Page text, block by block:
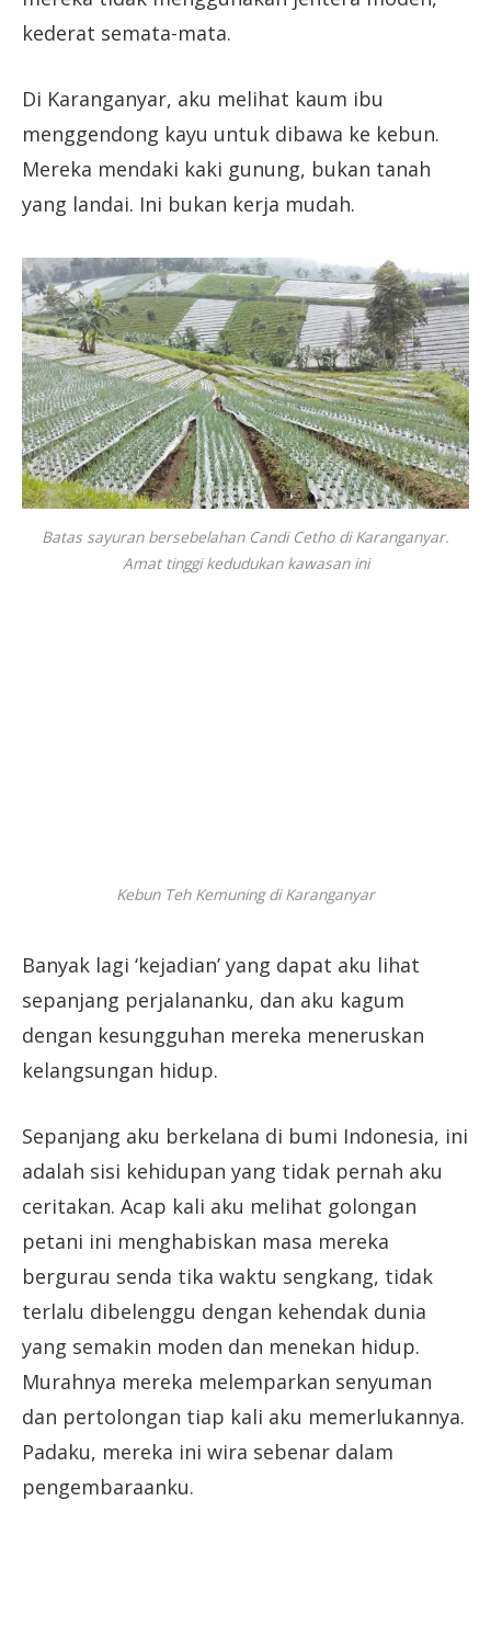
kederat semata-mata.
Di Karanganyar, aku melihat kaum ibu
menggendong kayu untuk dibawa ke kebun.
Mereka mendaki kaki gunung, bukan tanah
yang landai. Ini bukan kerja mudah.
Batas sayuran bersebelahan Candi Cetho di Karanganyar.
Amat tinggi kedudukan kawasan ini
Kebun Teh Kemuning di Karanganyar
Banyak lagi ‘kejadian’ yang dapat aku lihat
sepanjang perjalananku, dan aku kagum
dengan kesungguhan mereka meneruskan
kelangsungan hidup.
Sepanjang aku berkelana di bumi Indonesia, ini
adalah sisi kehidupan yang tidak pernah aku
ceritakan. Acap kali aku melihat golongan
petani ini menghabiskan masa mereka
bergurau senda tika waktu sengkang, tidak
terlalu dibelenggu dengan kehendak dunia
yang semakin moden dan menekan hidup.
Murahnya mereka melemparkan senyuman
dan pertolongan tiap kali aku memerlukannya.
Padaku, mereka ini wira sebenar dalam
pengembaraanku.